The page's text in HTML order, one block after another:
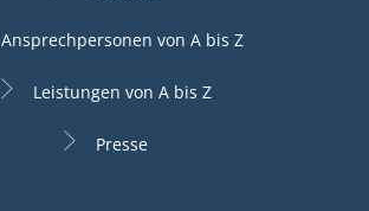
Ansprechpersonen von A bis Z
Leistungen von A bis Z
Presse